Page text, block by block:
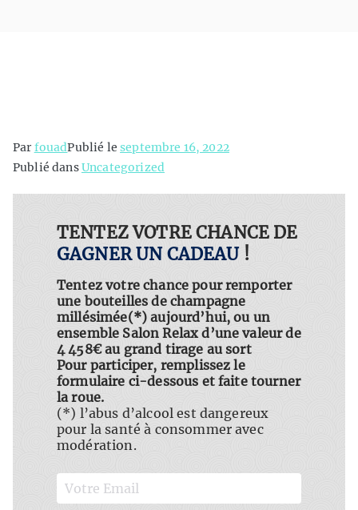
Par fouadPublié leseptembre 16, 2022
Publié dansUncategorized
TENTEZ VOTRE CHANCE DE
GAGNER UN CADEAU!
Tentez votre chance pour remporter
une bouteilles de champagne
millésimée(*) aujourd’hui, ou un
ensemble Salon Relax d’une valeur de
4 458€ au grand tirage au sort
Pour participer, remplissez le
formulaire ci-dessous et faite tourner
la roue.
(*) l’abus d’alcool est dangereux
pour la santé à consommer avec
modération.